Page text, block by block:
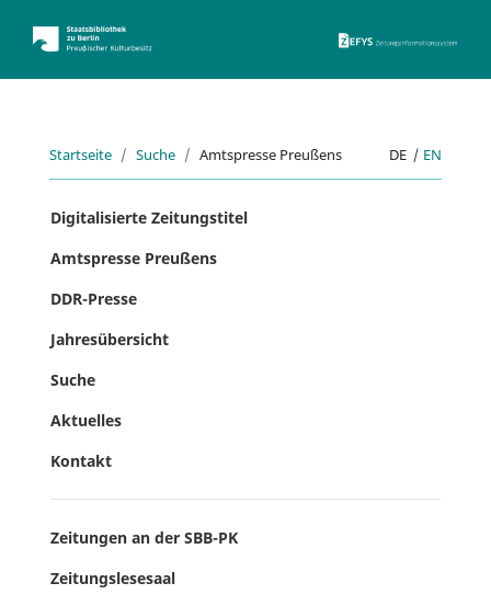
Startseite Suche Amtspresse Preußens DE | EN
Digitalisierte Zeitungstitel
Amtspresse Preußens
DDR-Presse
Jahresübersicht
Suche
Aktuelles
Kontakt
Zeitungen an der SBB-PK
Zeitungslesesaal